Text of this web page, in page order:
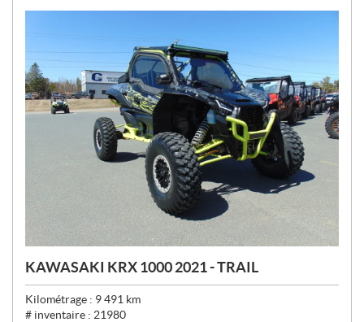
KAWASAKI KRX 1000 2021 - TRAIL
Kilométrage : 9 491 km
# inventaire : 21980